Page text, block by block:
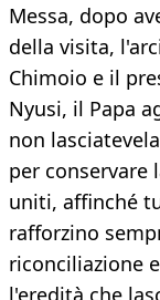
Messa, dopo
della visita,
Chimoio e il
Nyusi, il Papa
non
per conservare
uniti, affinché
rafforzino
riconciliazione
l'eredità che